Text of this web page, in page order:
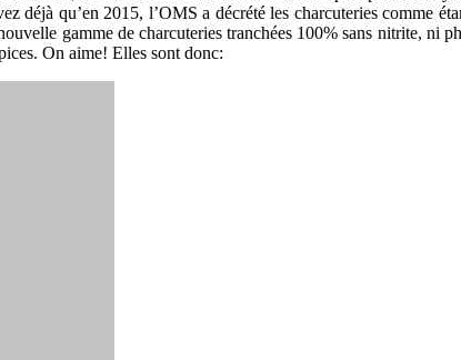
déjà qu’en 2015, l’OMS a décrété les charcuteries comme
gamme de charcuteries tranchées 100% sans nitrite, ni
On aime! Elles sont donc: